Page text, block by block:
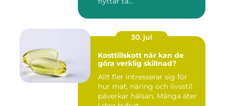
30. jul
Kosttillskott när kan de
göra verklig skillnad?
Allt fler intresserar sig för
hur mat, näring och livsstil
påverkar hälsan. Många äter